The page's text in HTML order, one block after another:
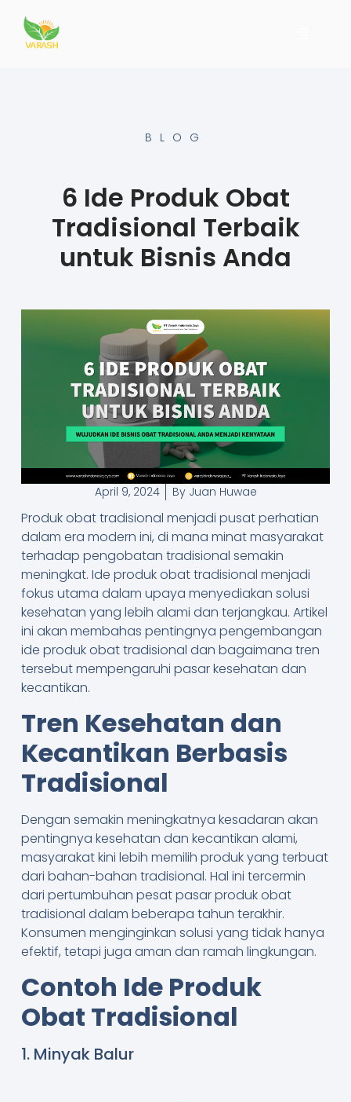
BLOG
6 Ide Produk Obat
Tradisional Terbaik
untuk Bisnis Anda
April 9, 2024 ByJuan Huwae
Produk obat tradisional menjadi pusat perhatian
dalam era modern ini, di mana minat masyarakat
terhadap pengobatan tradisional semakin
meningkat. Ide produk obat tradisional menjadi
fokus utama dalam upaya menyediakan solusi
kesehatan yang lebih alami dan terjangkau. Artikel
ini akan membahas pentingnya pengembangan
ide produk obat tradisional dan bagaimana tren
tersebut mempengaruhi pasar kesehatan dan
kecantikan.
Tren Kesehatan dan
Kecantikan Berbasis
Tradisional
Dengan semakin meningkatnya kesadaran akan
pentingnya kesehatan dan kecantikan alami,
masyarakat kini lebih memilih produk yang terbuat
dari bahan-bahan tradisional. Hal ini tercermin
dari pertumbuhan pesat pasar produk obat
tradisional dalam beberapa tahun terakhir.
Konsumen menginginkan solusi yang tidak hanya
efektif, tetapi juga aman dan ramah lingkungan.
Contoh Ide Produk
Obat Tradisional
1. Minyak Balur